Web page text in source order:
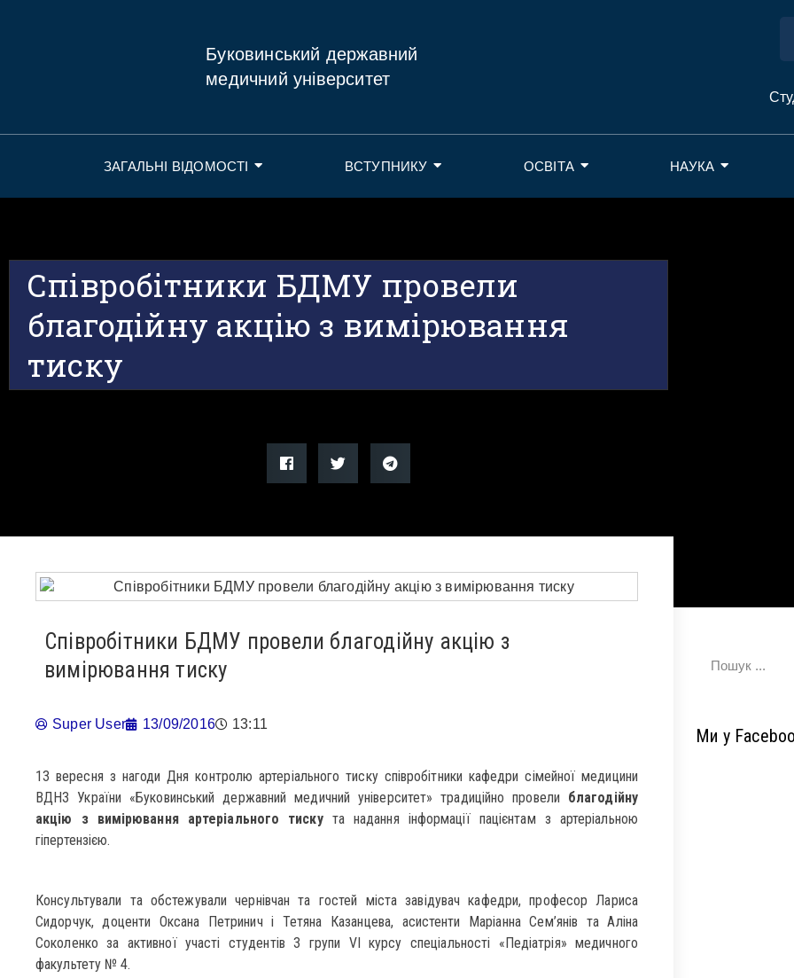
Буковинський державний
медичний університет
ЗАГАЛЬНІ ВІДОМОСТІ ВСТУПНИКУ ОСВІТА НАУКА
Співробітники БДМУ провели
благодійну акцію з вимірювання
тиску
Співробітники БДМУ провели благодійну акцію з
вимірювання тиску
Super User 13/09/2016 13:11
13 вересня з нагоди Дня контролю артеріального тиску співробітники кафедри сімейної медицини
ВДНЗ України «Буковинський державний медичний університет» традиційно провели благодійну
акцію з вимірювання артеріального тискута надання інформації пацієнтам з артеріальною
гіпертензією.
Консультували та обстежували чернівчан та гостей міста завідувач кафедри, професор Лариса
Сидорчук, доценти Оксана Петринич і Тетяна Казанцева, асистенти Маріанна Сем’янів та Аліна
Соколенко за активної участі студентів 3 групи VI курсу спеціальності «Педіатрія» медичного
факультету № 4.
Ми у